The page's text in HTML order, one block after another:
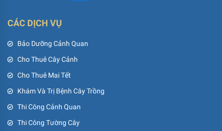
CÁC DỊCH VỤ
Bảo Dưỡng Cảnh Quan
Cho Thuê Cây Cảnh
Cho Thuê Mai Tết
Khám Và Trị Bệnh Cây Trồng
Thi Công Cảnh Quan
Thi Công Tường Cây